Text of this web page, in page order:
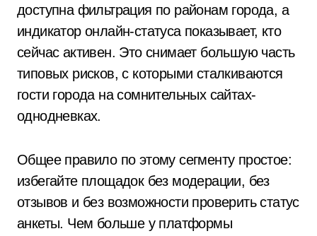
доступна фильтрация по районам города, а
индикатор онлайн-статуса показывает, кто
сейчас активен. Это снимает большую часть
типовых рисков, с которыми сталкиваются
гости города на сомнительных сайтах-
однодневках.
Общее правило по этому сегменту простое:
избегайте площадок без модерации, без
отзывов и без возможности проверить статус
анкеты. Чем больше у платформы